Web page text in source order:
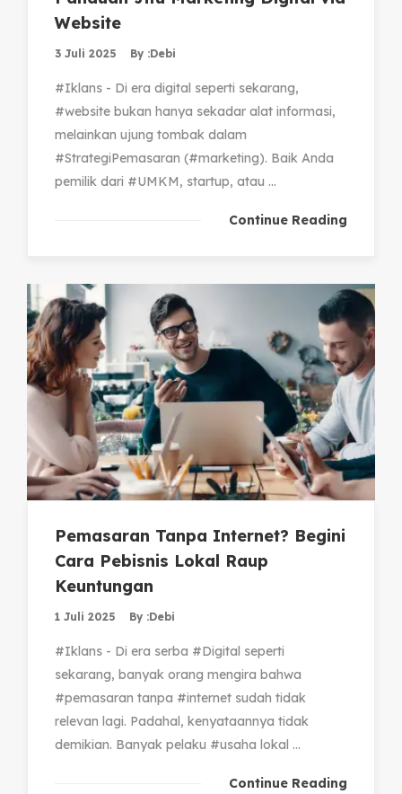
Website
3 Juli 2025 By :Debi
#Iklans - Di era digital seperti sekarang,
#website bukan hanya sekadar alat informasi,
melainkan ujung tombak dalam
#StrategiPemasaran (#marketing). Baik Anda
pemilik dari #UMKM, startup, atau ...
Continue Reading
Pemasaran Tanpa Internet? Begini
Cara Pebisnis Lokal Raup
Keuntungan
1 Juli 2025 By :Debi
#Iklans - Di era serba #Digital seperti
sekarang, banyak orang mengira bahwa
#pemasaran tanpa #internet sudah tidak
relevan lagi. Padahal, kenyataannya tidak
demikian. Banyak pelaku #usaha lokal ...
Continue Reading